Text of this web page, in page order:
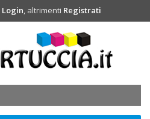
Login, altrimenti Registrati